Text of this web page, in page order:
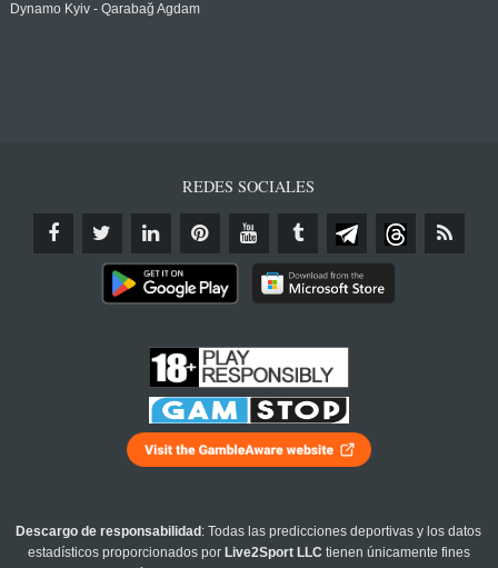
Dynamo Kyiv - Qarabağ Agdam
REDES SOCIALES
Descargo de responsabilidad : Todas las predicciones deportivas y los datos
estadísticos proporcionados por Live2Sport LLC tienen únicamente fines